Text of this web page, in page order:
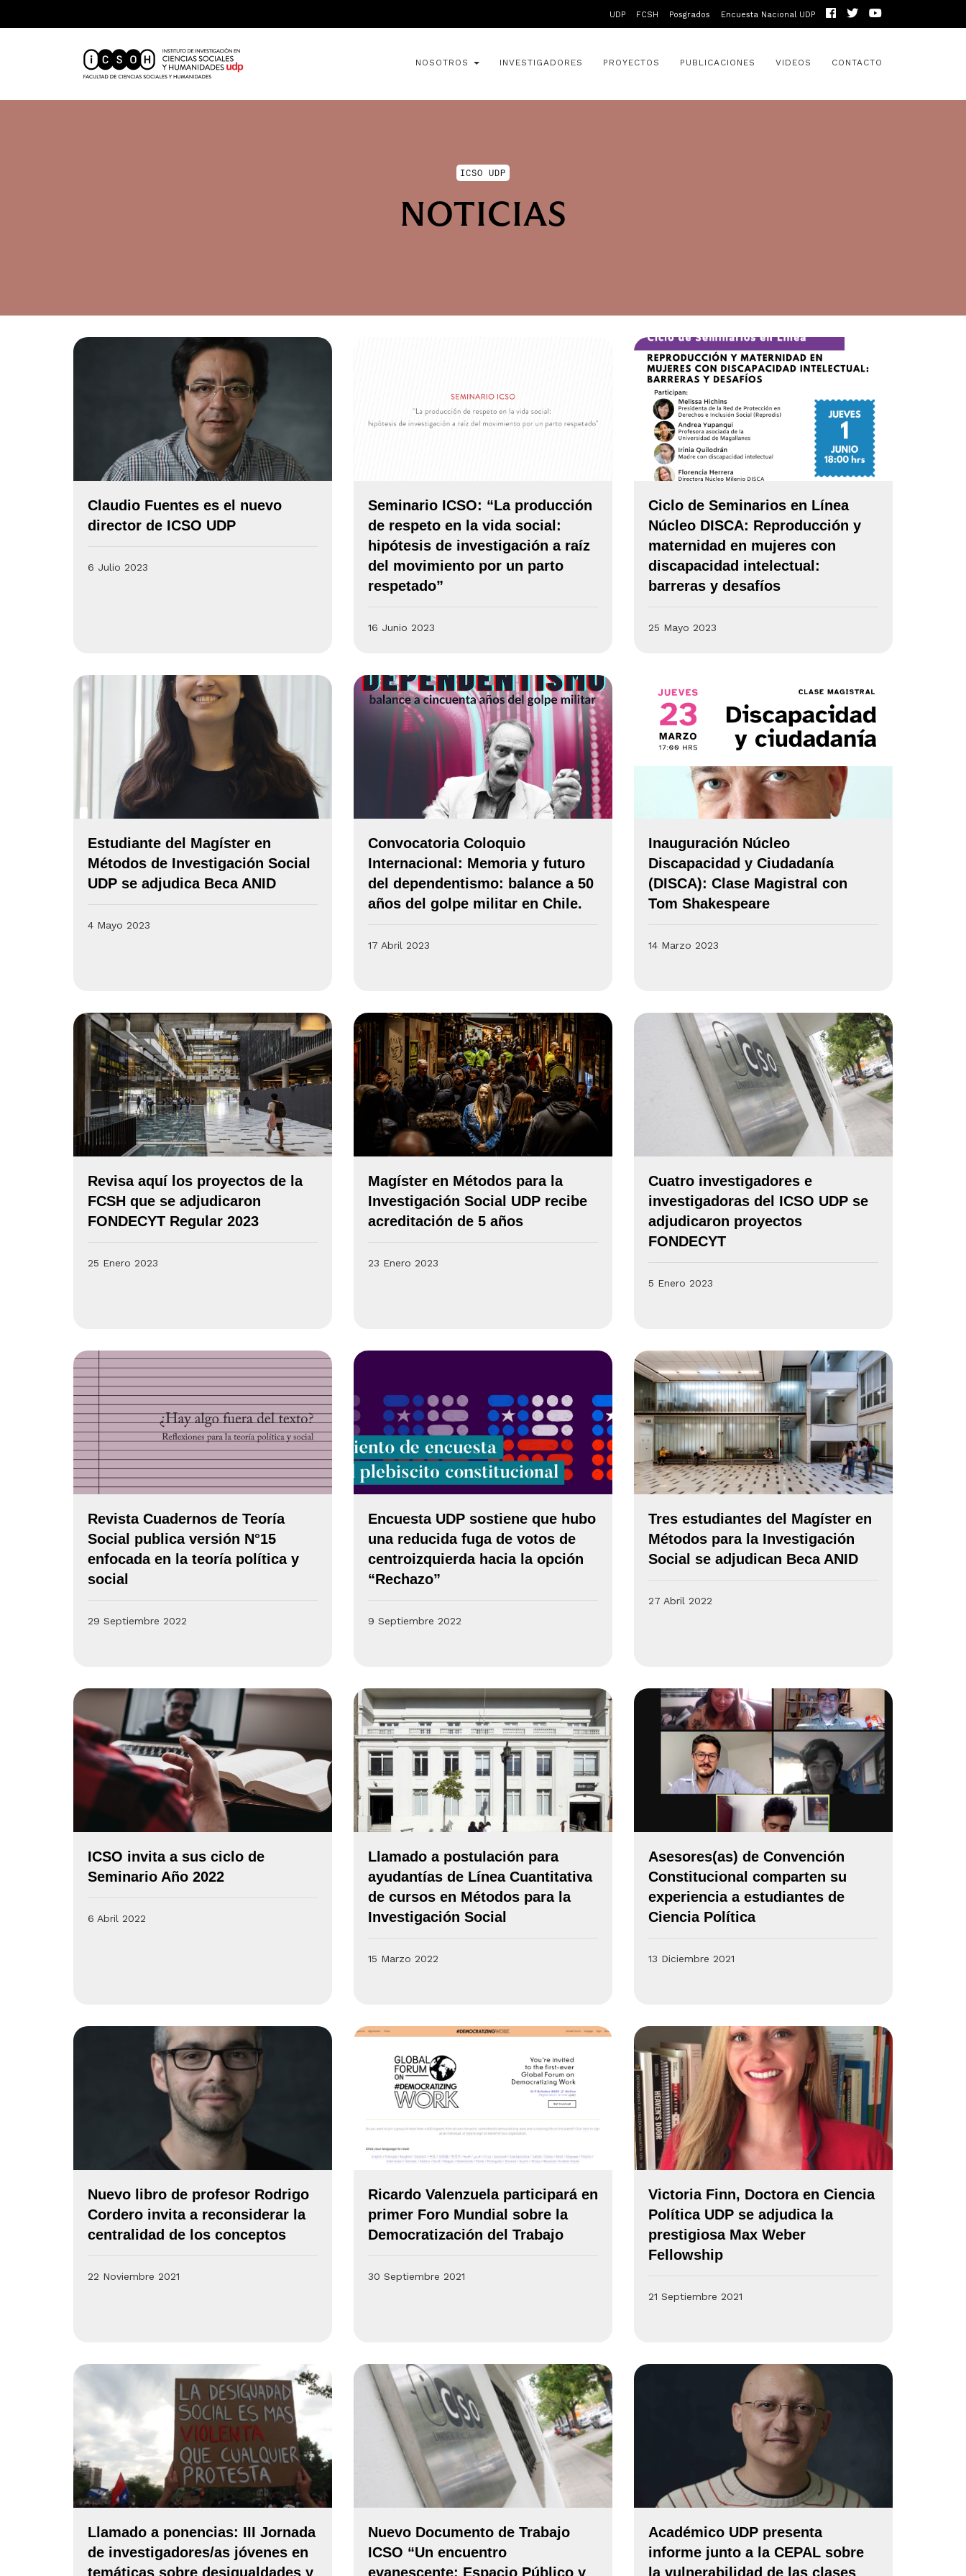
UDP FCSH Posgrados Encuesta Nacional UDP
NOSOTROS INVESTIGADORES PROYECTOS PUBLICACIONES VIDEOS CONTACTO
ICSO UDP
NOTICIAS
Claudio Fuentes es el nuevo
director de ICSO UDP
6 Julio 2023
Seminario ICSO: “La producción
de respeto en la vida social:
hipótesis de investigación a raíz
del movimiento por un parto
respetado”
16 Junio 2023
Ciclo de Seminarios en Línea
Núcleo DISCA: Reproducción y
maternidad en mujeres con
discapacidad intelectual:
barreras y desafíos
25 Mayo 2023
Estudiante del Magíster en
Métodos de Investigación Social
UDP se adjudica Beca ANID
4 Mayo 2023
Convocatoria Coloquio
Internacional: Memoria y futuro
del dependentismo: balance a 50
años del golpe militar en Chile.
17 Abril 2023
Inauguración Núcleo
Discapacidad y Ciudadanía
(DISCA): Clase Magistral con
Tom Shakespeare
14 Marzo 2023
Revisa aquí los proyectos de la
FCSH que se adjudicaron
FONDECYT Regular 2023
25 Enero 2023
Magíster en Métodos para la
Investigación Social UDP recibe
acreditación de 5 años
23 Enero 2023
Cuatro investigadores e
investigadoras del ICSO UDP se
adjudicaron proyectos
FONDECYT
5 Enero 2023
Revista Cuadernos de Teoría
Social publica versión N°15
enfocada en la teoría política y
social
29 Septiembre 2022
Encuesta UDP sostiene que hubo
una reducida fuga de votos de
centroizquierda hacia la opción
“Rechazo”
9 Septiembre 2022
Tres estudiantes del Magíster en
Métodos para la Investigación
Social se adjudican Beca ANID
27 Abril 2022
ICSO invita a sus ciclo de
Seminario Año 2022
6 Abril 2022
Llamado a postulación para
ayudantías de Línea Cuantitativa
de cursos en Métodos para la
Investigación Social
15 Marzo 2022
Asesores(as) de Convención
Constitucional comparten su
experiencia a estudiantes de
Ciencia Política
13 Diciembre 2021
Nuevo libro de profesor Rodrigo
Cordero invita a reconsiderar la
centralidad de los conceptos
22 Noviembre 2021
Ricardo Valenzuela participará en
primer Foro Mundial sobre la
Democratización del Trabajo
30 Septiembre 2021
Victoria Finn, Doctora en Ciencia
Política UDP se adjudica la
prestigiosa Max Weber
Fellowship
21 Septiembre 2021
Llamado a ponencias: III Jornada
de investigadores/as jóvenes en
temáticas sobre desigualdades y
Nuevo Documento de Trabajo
ICSO “Un encuentro
evanescente: Espacio Público y
Académico UDP presenta
informe junto a la CEPAL sobre
la vulnerabilidad de las clases